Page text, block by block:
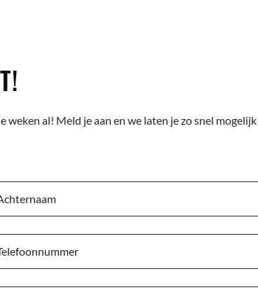
al! Meld je aan en we laten je zo snel